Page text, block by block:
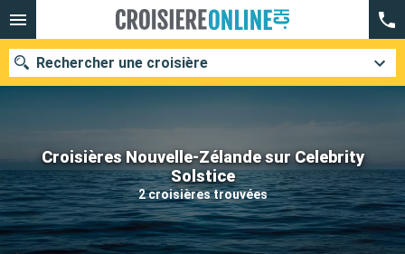
Croisières Nouvelle-Zélande sur Celebrity
Solstice
2 croisières trouvées
Rechercher une croisière
Nos destinations
Mois de départ
Ports Compagnies